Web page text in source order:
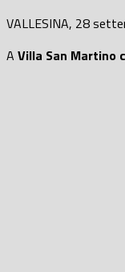
VALLESINA, 28
A Villa San Martino